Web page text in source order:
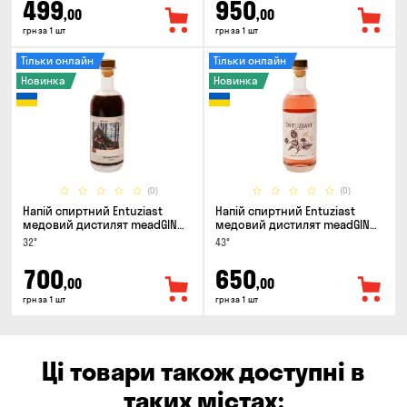
499,00
грн за 1 шт
950,00
грн за 1 шт
(0)
Тільки онлайн
Новинка
Напій спиртний Entuziast
медовий дистилят meadGIN
Sloe 0.5л
32°
700,00
грн за 1 шт
(0)
Тільки онлайн
Новинка
Напій спиртний Entuziast
медовий дистилят meadGIN
Raspberry 0.5л
43°
650,00
грн за 1 шт
Ці товари також доступні в
таких містах: